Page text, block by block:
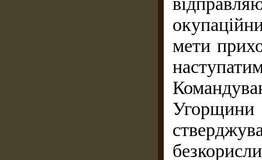
мети
Угорщини